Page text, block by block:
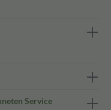
Service